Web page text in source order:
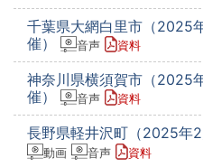
千葉県大網白里市（2025
催）
音声 資料
神奈川県横須賀市（2025
催）
音声 資料
長野県軽井沢町（2025年2
動画 音声 資料